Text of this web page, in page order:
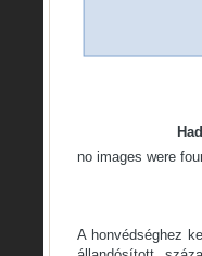
no images were
A honvédséghez